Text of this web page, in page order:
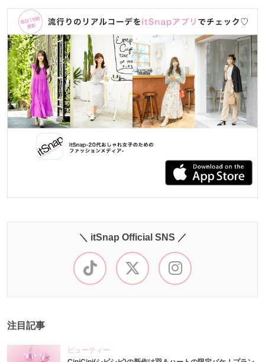
＼ itSnap Official SNS ／
注目記事
ビューティー